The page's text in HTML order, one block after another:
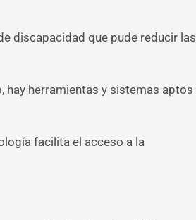
discapacidad que pude reducir las
hay herramientas y sistemas aptos
facilita el acceso a la